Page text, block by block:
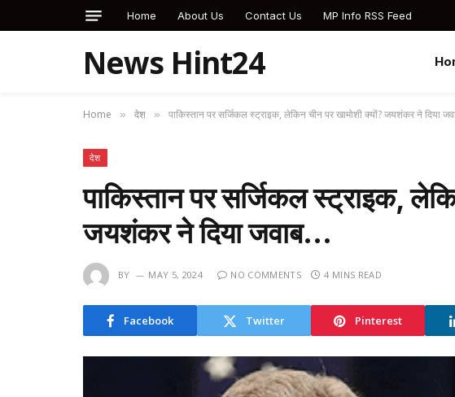
Home About Us Contact Us MP Info RSS Feed
News Hint24
Home » देश » पाकिस्तान पर सर्जिकल स्ट्राइक, लेकिन चीन पर खामोशी क्यों? जयशंकर ने दिया
देश
पाकिस्तान पर सर्जिकल स्ट्राइक,
जयशंकर ने दिया जवाब…
BY MAY 5, 2024 NO COMMENTS 4 MINS READ
Facebook Twitter Pinterest